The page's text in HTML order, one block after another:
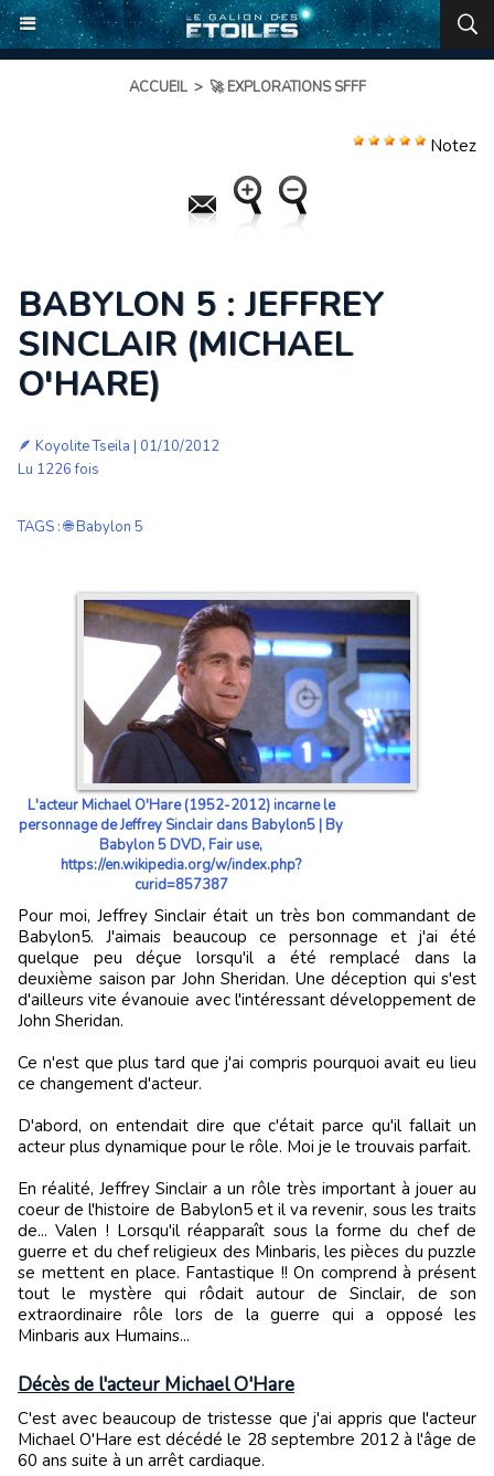
ACCUEIL > 🚀 EXPLORATIONS SFFF
Notez
BABYLON 5 : JEFFREY
SINCLAIR (MICHAEL
O'HARE)
🪶 Koyolite Tseila | 01/10/2012
Lu 1226 fois
TAGS :🌐 Babylon 5
L'acteur Michael O'Hare (1952-2012) incarne le
personnage de Jeffrey Sinclair dans Babylon5 | By
Babylon 5 DVD, Fair use,
https://en.wikipedia.org/w/index.php?
curid=857387
Pour moi, Jeffrey Sinclair était un très bon commandant de
Babylon5. J'aimais beaucoup ce personnage et j'ai été
quelque peu déçue lorsqu'il a été remplacé dans la
deuxième saison par John Sheridan. Une déception qui s'est
d'ailleurs vite évanouie avec l'intéressant développement de
John Sheridan.
Ce n'est que plus tard que j'ai compris pourquoi avait eu lieu
ce changement d'acteur.
D'abord, on entendait dire que c'était parce qu'il fallait un
acteur plus dynamique pour le rôle. Moi je le trouvais parfait.
En réalité, Jeffrey Sinclair a un rôle très important à jouer au
coeur de l'histoire de Babylon5 et il va revenir, sous les traits
de... Valen ! Lorsqu'il réapparaît sous la forme du chef de
guerre et du chef religieux des Minbaris, les pièces du puzzle
se mettent en place. Fantastique !! On comprend à présent
tout le mystère qui rôdait autour de Sinclair, de son
extraordinaire rôle lors de la guerre qui a opposé les
Minbaris aux Humains...
Décès de l'acteur Michael O'Hare
C'est avec beaucoup de tristesse que j'ai appris que l'acteur
Michael O'Hare est décédé le 28 septembre 2012 à l'âge de
60 ans suite à un arrêt cardiaque.